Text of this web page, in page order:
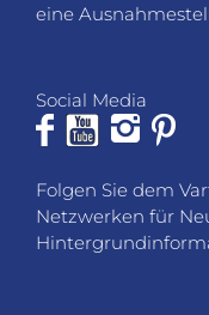
eine
Social Media
Folgen Sie dem
Netzwerken für